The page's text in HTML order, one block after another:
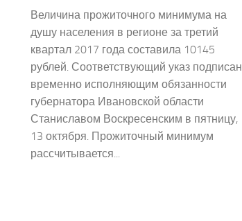
Величина прожиточного минимума на
душу населения в регионе за третий
квартал 2017 года составила 10145
рублей. Соответствующий указ подписан
временно исполняющим обязанности
губернатора Ивановской области
Станиславом Воскресенским в пятницу,
13 октября. Прожиточный минимум
рассчитывается...